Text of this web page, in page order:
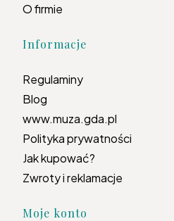
O firmie
Informacje
Regulaminy
Blog
www.muza.gda.pl
Polityka prywatności
Jak kupować?
Zwroty i reklamacje
Moje konto